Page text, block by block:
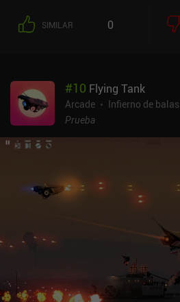
SIMILAR 0
#10 Flying Tank
Arcade
Infierno de balas
Prueba